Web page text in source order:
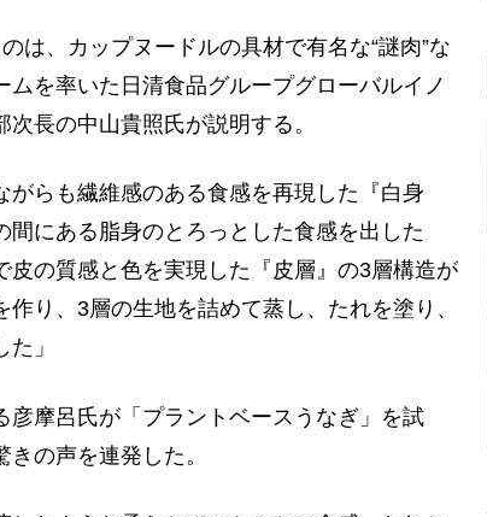
は、カップヌードルの具材で有名な“謎肉”な
を率いた日清食品グループグローバルイノ
長の中山貴照氏が説明する。
がらも繊維感のある食感を再現した『白身
間にある脂身のとろっとした食感を出した
皮の質感と色を実現した『皮層』の3層構造が
り、3層の生地を詰めて蒸し、たれを塗り、
」
摩呂氏が「プラントベースうなぎ」を試
の声を連発した。